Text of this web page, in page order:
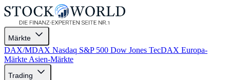
Märkte
DAX/MDAX Nasdaq S&P 500 Dow Jones TecDAX Europa-
Märkte Asien-Märkte
Trading